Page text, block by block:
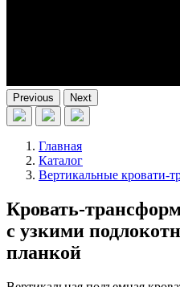
Previous Next
Главная
Каталог
Вертикальные кровати-
Кровать-
с узкими
планкой